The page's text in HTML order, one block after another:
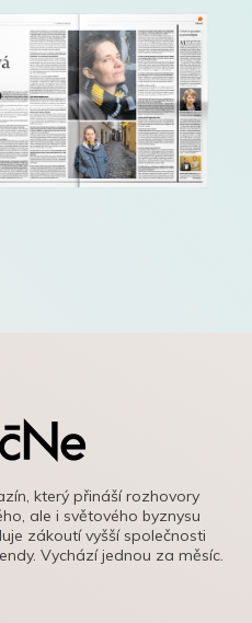
který přináší rozhovory
ale i světového byznysu
zákoutí vyšší společnosti
Vychází jednou za měsíc.